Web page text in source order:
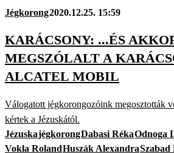
Jégkorong2020.12.25. 15:59
KARÁCSONY: ...ÉS
MEGSZÓLALT A
ALCATEL MOBIL
Válogatott jégkorongozóink megosztották
kértek a Jézuskától.
JézuskajégkorongDabasi RékaOdnoga
Vokla RolandHuszák AlexandraSzabad